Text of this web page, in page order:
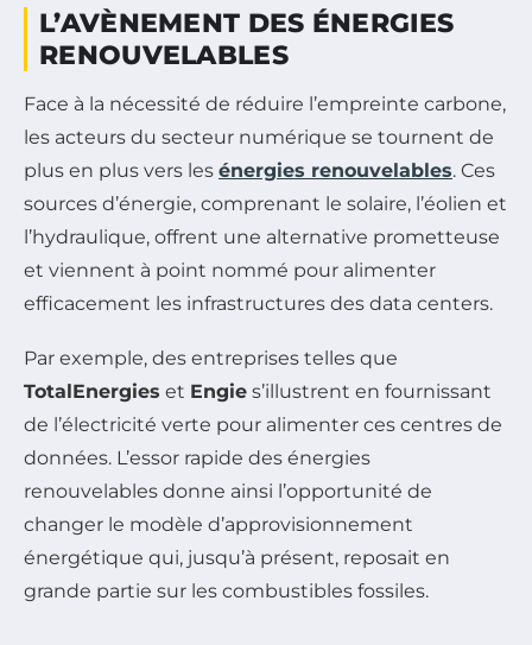
L’AVÈNEMENT DES ÉNERGIES
RENOUVELABLES
Face à la nécessité de réduire l’empreinte carbone,
les acteurs du secteur numérique se tournent de
plus en plus vers les énergies renouvelables. Ces
sources d’énergie, comprenant le solaire, l’éolien et
l’hydraulique, offrent une alternative prometteuse
et viennent à point nommé pour alimenter
efficacement les infrastructures des data centers.
Par exemple, des entreprises telles que
TotalEnergies et Engie s’illustrent en fournissant
de l’électricité verte pour alimenter ces centres de
données. L’essor rapide des énergies
renouvelables donne ainsi l’opportunité de
changer le modèle d’approvisionnement
énergétique qui, jusqu’à présent, reposait en
grande partie sur les combustibles fossiles.